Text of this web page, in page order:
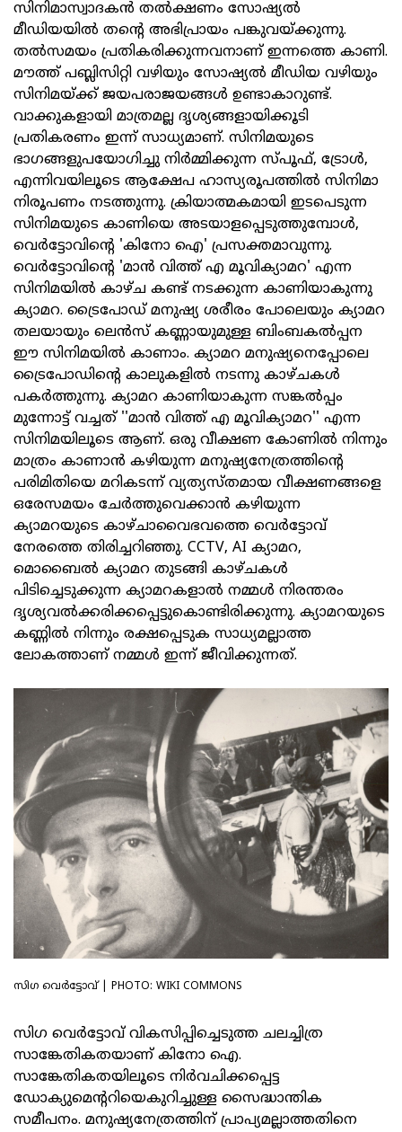
സിനിമാസ്വാദകൻ തൽക്ഷണം സോഷ്യൽ
മീഡിയയിൽ തന്റെ അഭിപ്രായം പങ്കുവയ്ക്കുന്നു.
തൽസമയം പ്രതികരിക്കുന്നവനാണ് ഇന്നത്തെ കാണി.
മൗത്ത് പബ്ലിസിറ്റി വഴിയും സോഷ്യൽ മീഡിയ വഴിയും
സിനിമയ്ക്ക് ജയപരാജയങ്ങൾ ഉണ്ടാകാറുണ്ട്.
വാക്കുകളായി മാത്രമല്ല ദൃശ്യങ്ങളായിക്കൂടി
പ്രതികരണം ഇന്ന് സാധ്യമാണ്. സിനിമയുടെ
ഭാഗങ്ങളുപയോഗിച്ചു നിർമ്മിക്കുന്ന സ്പൂഫ്, ട്രോൾ,
എന്നിവയിലൂടെ ആക്ഷേപ ഹാസ്യരൂപത്തിൽ സിനിമാ
നിരൂപണം നടത്തുന്നു. ക്രിയാത്മകമായി ഇടപെടുന്ന
സിനിമയുടെ കാണിയെ അടയാളപ്പെടുത്തുമ്പോൾ,
വെർട്ടോവിന്റെ 'കിനോ ഐ' പ്രസക്തമാവുന്നു.
വെർട്ടോവിന്റെ 'മാൻ വിത്ത് എ മൂവിക്യാമറ' എന്ന
സിനിമയിൽ കാഴ്ച കണ്ട് നടക്കുന്ന കാണിയാകുന്നു
ക്യാമറ. ട്രൈപോഡ് മനുഷ്യ ശരീരം പോലെയും ക്യാമറ
തലയായും ലെൻസ് കണ്ണായുമുള്ള ബിംബകൽപ്പന
ഈ സിനിമയിൽ കാണാം. ക്യാമറ മനുഷ്യനെപ്പോലെ
ട്രൈപോഡിന്റെ കാലുകളിൽ നടന്നു കാഴ്ചകൾ
പകർത്തുന്നു. ക്യാമറ കാണിയാകുന്ന സങ്കൽപ്പം
മുന്നോട്ട് വച്ചത് ''മാൻ വിത്ത് എ മൂവിക്യാമറ'' എന്ന
സിനിമയിലൂടെ ആണ്. ഒരു വീക്ഷണ കോണിൽ നിന്നും
മാത്രം കാണാൻ കഴിയുന്ന മനുഷ്യനേത്രത്തിന്റെ
പരിമിതിയെ മറികടന്ന് വ്യത്യസ്തമായ വീക്ഷണങ്ങളെ
ഒരേസമയം ചേർത്തുവെക്കാൻ കഴിയുന്ന
ക്യാമറയുടെ കാഴ്ചാവൈഭവത്തെ വെർട്ടോവ്
നേരത്തെ തിരിച്ചറിഞ്ഞു. CCTV, AI ക്യാമറ,
മൊബൈൽ ക്യാമറ തുടങ്ങി കാഴ്ചകൾ
പിടിച്ചെടുക്കുന്ന ക്യാമറകളാൽ നമ്മൾ നിരന്തരം
ദൃശ്യവൽക്കരിക്കപ്പെട്ടുകൊണ്ടിരിക്കുന്നു. ക്യാമറയുടെ
കണ്ണിൽ നിന്നും രക്ഷപ്പെടുക സാധ്യമല്ലാത്ത
ലോകത്താണ് നമ്മൾ ഇന്ന് ജീവിക്കുന്നത്.
സിഗ വെർട്ടോവ് | PHOTO: WIKI COMMONS
സിഗ വെർട്ടോവ് വികസിപ്പിച്ചെടുത്ത ചലച്ചിത്ര
സാങ്കേതികതയാണ് കിനോ ഐ.
സാങ്കേതികതയിലൂടെ നിർവചിക്കപ്പെട്ട
ഡോക്യുമെന്ററിയെകുറിച്ചുള്ള സൈദ്ധാന്തിക
സമീപനം. മനുഷ്യനേത്രത്തിന് പ്രാപ്യമല്ലാത്തതിനെ